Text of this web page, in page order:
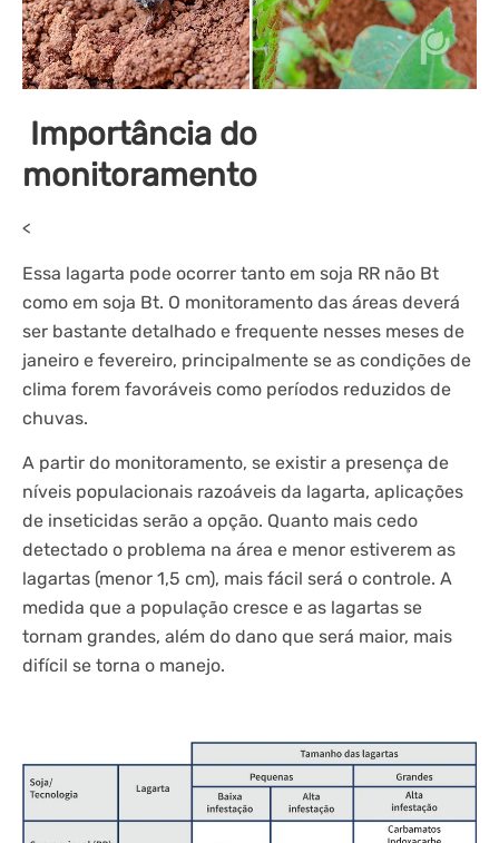
Importância do
monitoramento
<
Essa lagarta pode ocorrer tanto em soja RR não Bt
como em soja Bt. O monitoramento das áreas deverá
ser bastante detalhado e frequente nesses meses de
janeiro e fevereiro, principalmente se as condições de
clima forem favoráveis como períodos reduzidos de
chuvas.
A partir do monitoramento, se existir a presença de
níveis populacionais razoáveis da lagarta, aplicações
de inseticidas serão a opção. Quanto mais cedo
detectado o problema na área e menor estiverem as
lagartas (menor 1,5 cm), mais fácil será o controle. A
medida que a população cresce e as lagartas se
tornam grandes, além do dano que será maior, mais
difícil se torna o manejo.